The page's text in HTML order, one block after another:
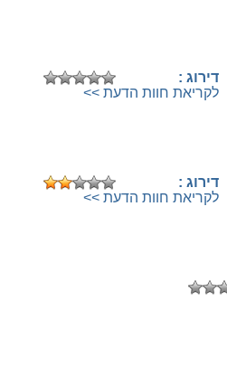
דירוג :
לקריאת חוות הדעת >>
דירוג :
לקריאת חוות הדעת >>